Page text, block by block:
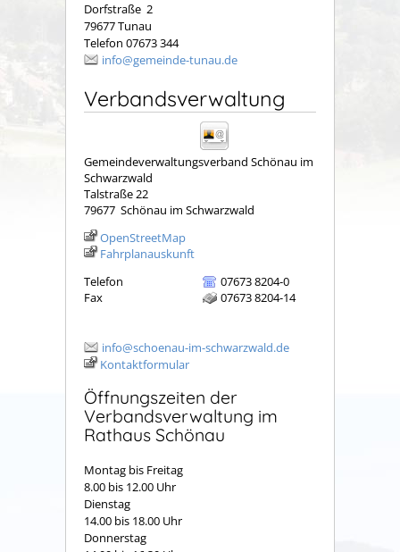
Dorfstraße 2
79677 Tunau
Telefon 07673 344
info@gemeinde-tunau.de
Verbandsverwaltung
Gemeindeverwaltungsverband Schönau im
Schwarzwald
Talstraße 22
79677 Schönau im Schwarzwald
OpenStreetMap
Fahrplanauskunft
Telefon
07673 8204-0
Fax
07673 8204-14
info@schoenau-im-schwarzwald.de
Kontaktformular
Öffnungszeiten der
Verbandsverwaltung im
Rathaus Schönau
Montag bis Freitag
8.00 bis 12.00 Uhr
Dienstag
14.00 bis 18.00 Uhr
Donnerstag